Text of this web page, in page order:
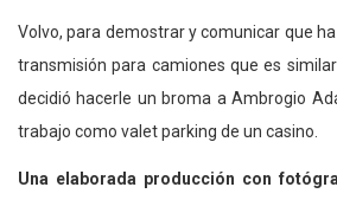
Volvo, para demostrar y comunicar que
transmisión para camiones que es
decidió hacerle un broma a Ambrogio
trabajo como valet parking de un casino.
Una elaborada producción con